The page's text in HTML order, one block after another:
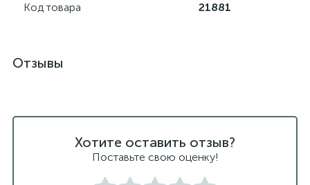
Код товара
21881
Отзывы
Хотите оставить отзыв?
Поставьте свою оценку!